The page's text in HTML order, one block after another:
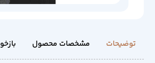
توضیحات مشخصات محصول